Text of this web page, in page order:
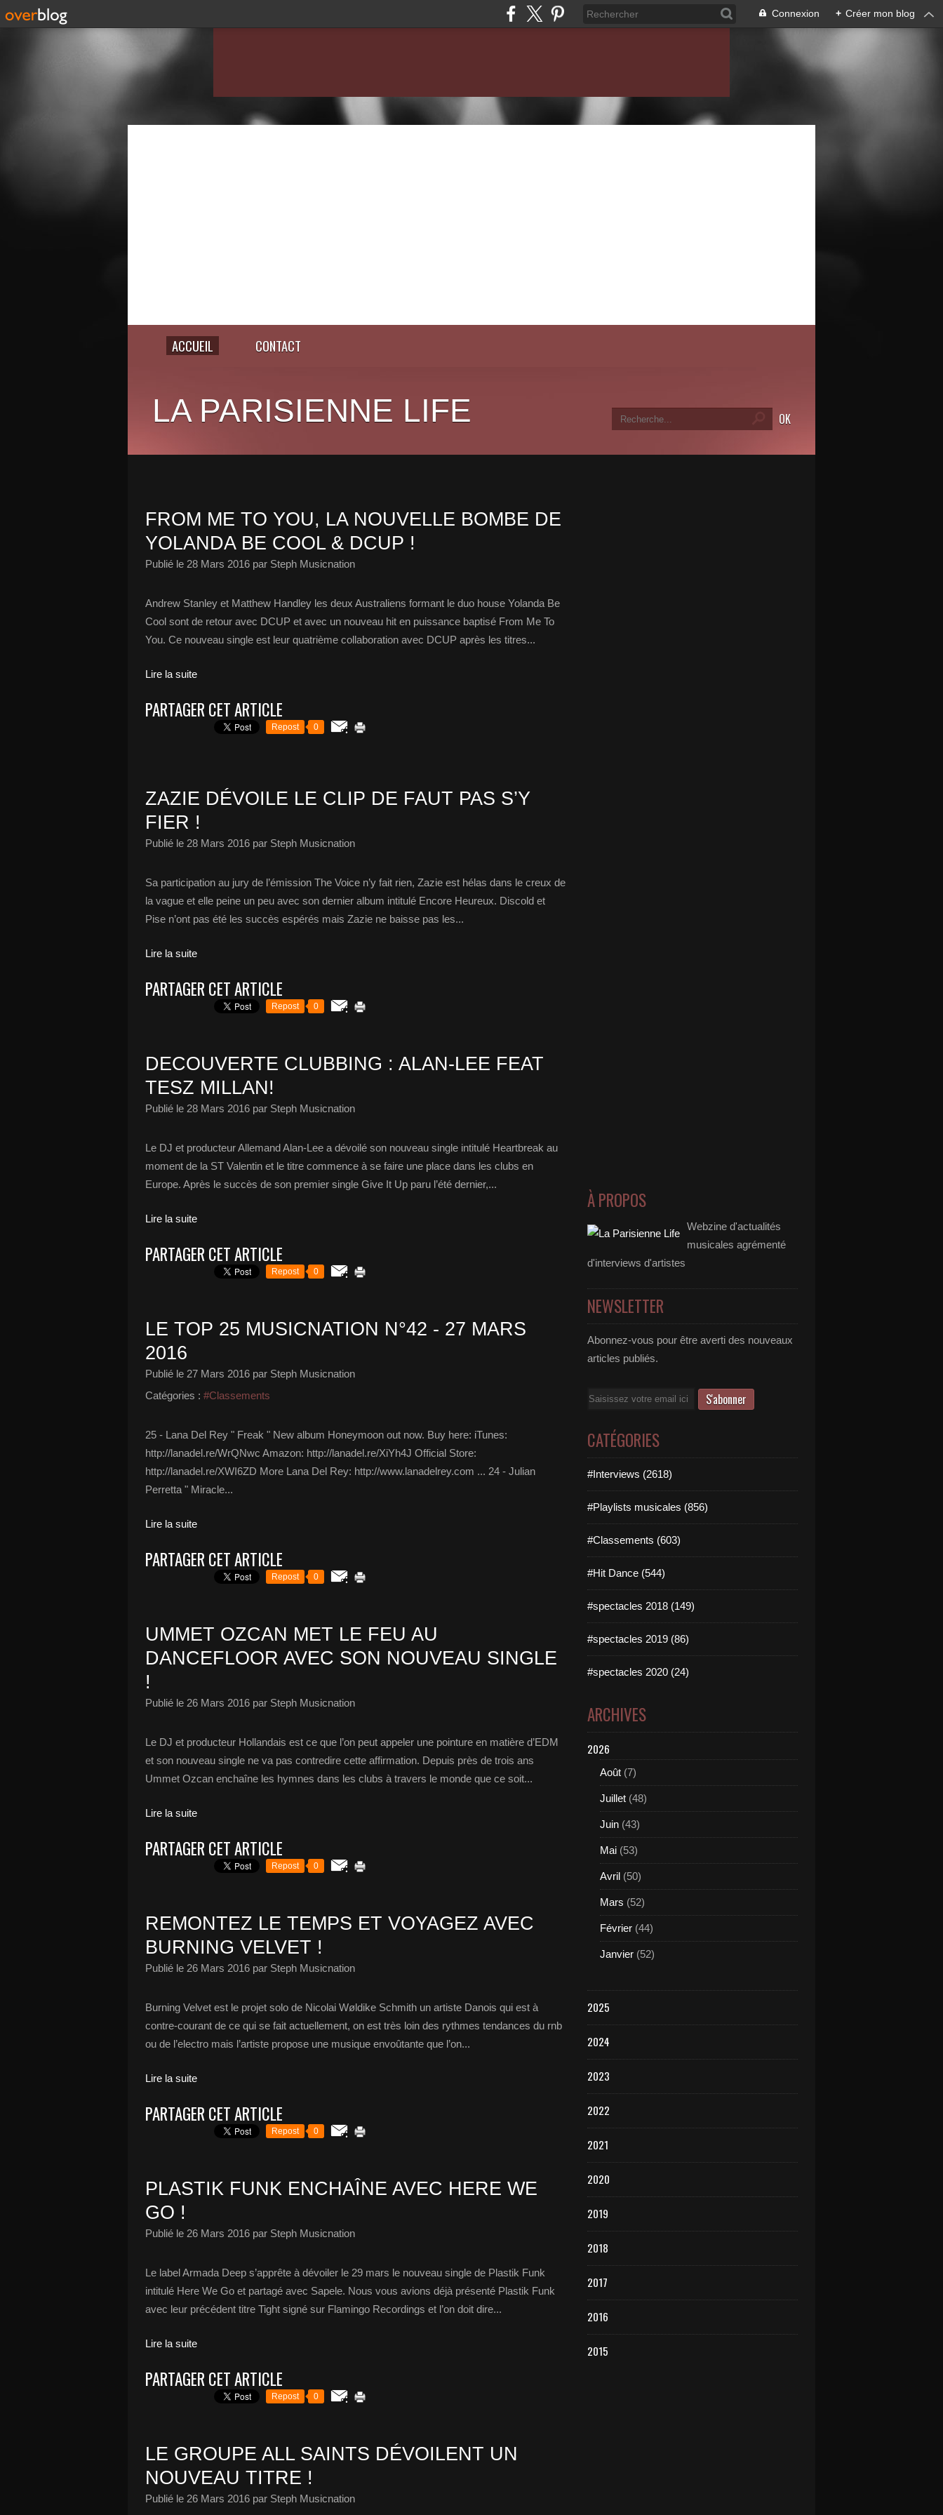
Connexion + Créer mon blog
ACCUEIL CONTACT
LA PARISIENNE LIFE
FROM ME TO YOU, LA NOUVELLE BOMBE DE
YOLANDA BE COOL & DCUP !
Publié le 28 Mars 2016 par Steph Musicnation
Andrew Stanley et Matthew Handley les deux Australiens formant le duo house Yolanda Be
Cool sont de retour avec DCUP et avec un nouveau hit en puissance baptisé From Me To
You. Ce nouveau single est leur quatrième collaboration avec DCUP après les titres...
Lire la suite
PARTAGER CET ARTICLE
Repost 0
ZAZIE DÉVOILE LE CLIP DE FAUT PAS S’Y
FIER !
Publié le 28 Mars 2016 par Steph Musicnation
Sa participation au jury de l’émission The Voice n’y fait rien, Zazie est hélas dans le creux de
la vague et elle peine un peu avec son dernier album intitulé Encore Heureux. Discold et
Pise n’ont pas été les succès espérés mais Zazie ne baisse pas les...
Lire la suite
PARTAGER CET ARTICLE
Repost 0
DECOUVERTE CLUBBING : ALAN-LEE FEAT
TESZ MILLAN!
Publié le 28 Mars 2016 par Steph Musicnation
Le DJ et producteur Allemand Alan-Lee a dévoilé son nouveau single intitulé Heartbreak au
moment de la ST Valentin et le titre commence à se faire une place dans les clubs en
Europe. Après le succès de son premier single Give It Up paru l’été dernier,...
Lire la suite
PARTAGER CET ARTICLE
Repost 0
LE TOP 25 MUSICNATION N°42 - 27 MARS
2016
Publié le 27 Mars 2016 par Steph Musicnation
Catégories : #Classements
25 - Lana Del Rey " Freak " New album Honeymoon out now. Buy here: iTunes:
http://lanadel.re/WrQNwc Amazon: http://lanadel.re/XiYh4J Official Store:
http://lanadel.re/XWI6ZD More Lana Del Rey: http://www.lanadelrey.com ... 24 - Julian
Perretta " Miracle...
Lire la suite
PARTAGER CET ARTICLE
Repost 0
UMMET OZCAN MET LE FEU AU
DANCEFLOOR AVEC SON NOUVEAU SINGLE
!
Publié le 26 Mars 2016 par Steph Musicnation
Le DJ et producteur Hollandais est ce que l’on peut appeler une pointure en matière d’EDM
et son nouveau single ne va pas contredire cette affirmation. Depuis près de trois ans
Ummet Ozcan enchaîne les hymnes dans les clubs à travers le monde que ce soit...
Lire la suite
PARTAGER CET ARTICLE
Repost 0
REMONTEZ LE TEMPS ET VOYAGEZ AVEC
BURNING VELVET !
Publié le 26 Mars 2016 par Steph Musicnation
Burning Velvet est le projet solo de Nicolai Wøldike Schmith un artiste Danois qui est à
contre-courant de ce qui se fait actuellement, on est très loin des rythmes tendances du rnb
ou de l’electro mais l’artiste propose une musique envoûtante que l’on...
Lire la suite
PARTAGER CET ARTICLE
Repost 0
PLASTIK FUNK ENCHAÎNE AVEC HERE WE
GO !
Publié le 26 Mars 2016 par Steph Musicnation
Le label Armada Deep s’apprête à dévoiler le 29 mars le nouveau single de Plastik Funk
intitulé Here We Go et partagé avec Sapele. Nous vous avions déjà présenté Plastik Funk
avec leur précédent titre Tight signé sur Flamingo Recordings et l’on doit dire...
Lire la suite
PARTAGER CET ARTICLE
Repost 0
LE GROUPE ALL SAINTS DÉVOILENT UN
NOUVEAU TITRE !
Publié le 26 Mars 2016 par Steph Musicnation
À PROPOS
Webzine d'actualités
musicales agrémenté
d'interviews d'artistes
NEWSLETTER
Abonnez-vous pour être averti des nouveaux
articles publiés.
Email
CATÉGORIES
#Interviews (2618)
#Playlists musicales (856)
#Classements (603)
#Hit Dance (544)
#spectacles 2018 (149)
#spectacles 2019 (86)
#spectacles 2020 (24)
ARCHIVES
2026
Août (7)
Juillet (48)
Juin (43)
Mai (53)
Avril (50)
Mars (52)
Février (44)
Janvier (52)
2025
2024
2023
2022
2021
2020
2019
2018
2017
2016
2015